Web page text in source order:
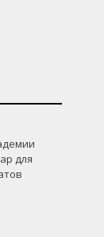
для